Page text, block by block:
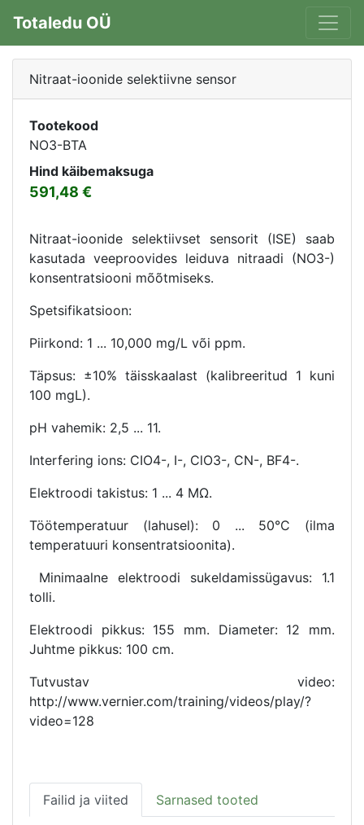
Totaledu OÜ
Nitraat-ioonide selektiivne sensor
Tootekood
NO3-BTA
Hind käibemaksuga
591,48
Nitraat-ioonide selektiivset sensorit (ISE) saab
kasutada veeproovides leiduva nitraadi (NO3-)
konsentratsiooni mõõtmiseks.
Spetsifikatsioon:
Piirkond: 1 ... 10,000 mg/L või ppm.
Täpsus: ±10% täisskaalast (kalibreeritud 1 kuni
100 mgL).
pH vahemik: 2,5 ... 11.
Interfering ions: CIO4-, I-, ClO3-, CN-, BF4-.
Elektroodi takistus: 1 ... 4 MΩ.
Töötemperatuur (lahusel): 0 ... 50°C (ilma
temperatuuri konsentratsioonita).
Minimaalne elektroodi sukeldamissügavus: 1.1
tolli.
Elektroodi pikkus: 155 mm. Diameter: 12 mm.
Juhtme pikkus: 100 cm.
Tutvustav video:
http://www.vernier.com/training/videos/play/?
video=128
Failid ja viited Sarnased tooted